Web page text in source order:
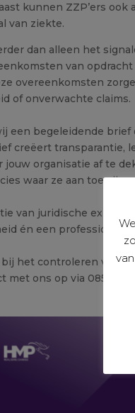
kunnen ZZP’ers
van ziekte.
dan alleen het
van
overeenkomsten
of onverwachte claims.
een begeleidende
creëert transparantie,
jouw organisatie af te
waar ze aan toe zijn.
van juridische
én een
bij het controleren van
met ons op via 085 049